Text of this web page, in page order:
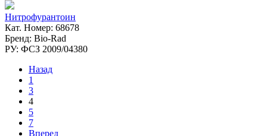
Нитрофурантоин
Кат. Номер: 68678
Бренд: Bio-Rad
РУ: ФСЗ 2009/04380
Назад
1
3
4
5
7
Вперед